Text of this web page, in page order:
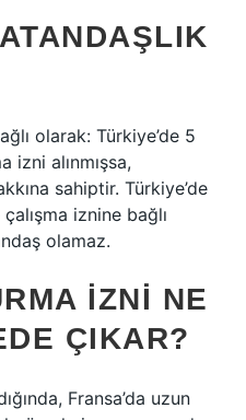
olarak: Türkiye’de 5
izni alınmışsa,
sahiptir. Türkiye’de
iznine bağlı
olamaz.
IZNI NE
ÇIKAR?
Fransa’da uzun